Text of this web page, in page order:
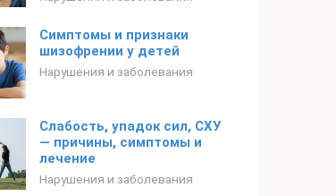
Симптомы и признаки
шизофрении у детей
Нарушения и заболевания
Слабость, упадок сил, СХУ
— причины, симптомы и
лечение
Нарушения и заболевания